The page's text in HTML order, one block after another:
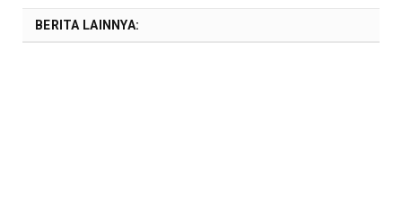
BERITA LAINNYA: